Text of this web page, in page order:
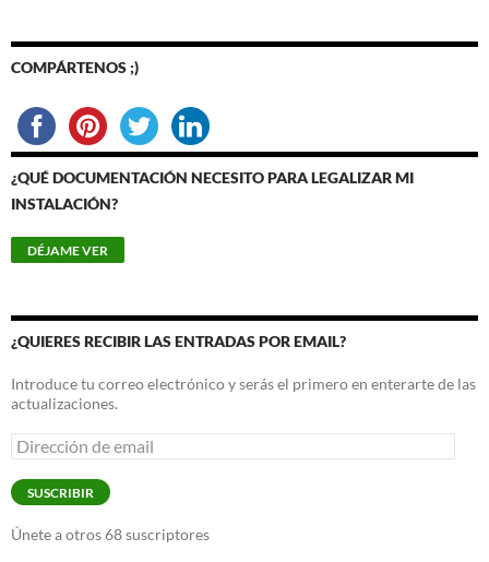
COMPÁRTENOS ;)
¿QUÉ DOCUMENTACIÓN NECESITO PARA LEGALIZAR MI
INSTALACIÓN?
¿QUIERES RECIBIR LAS ENTRADAS POR EMAIL?
Introduce tu correo electrónico y serás el primero en enterarte de las
actualizaciones.
Dirección
de
email
SUSCRIBIR
Únete a otros 68 suscriptores